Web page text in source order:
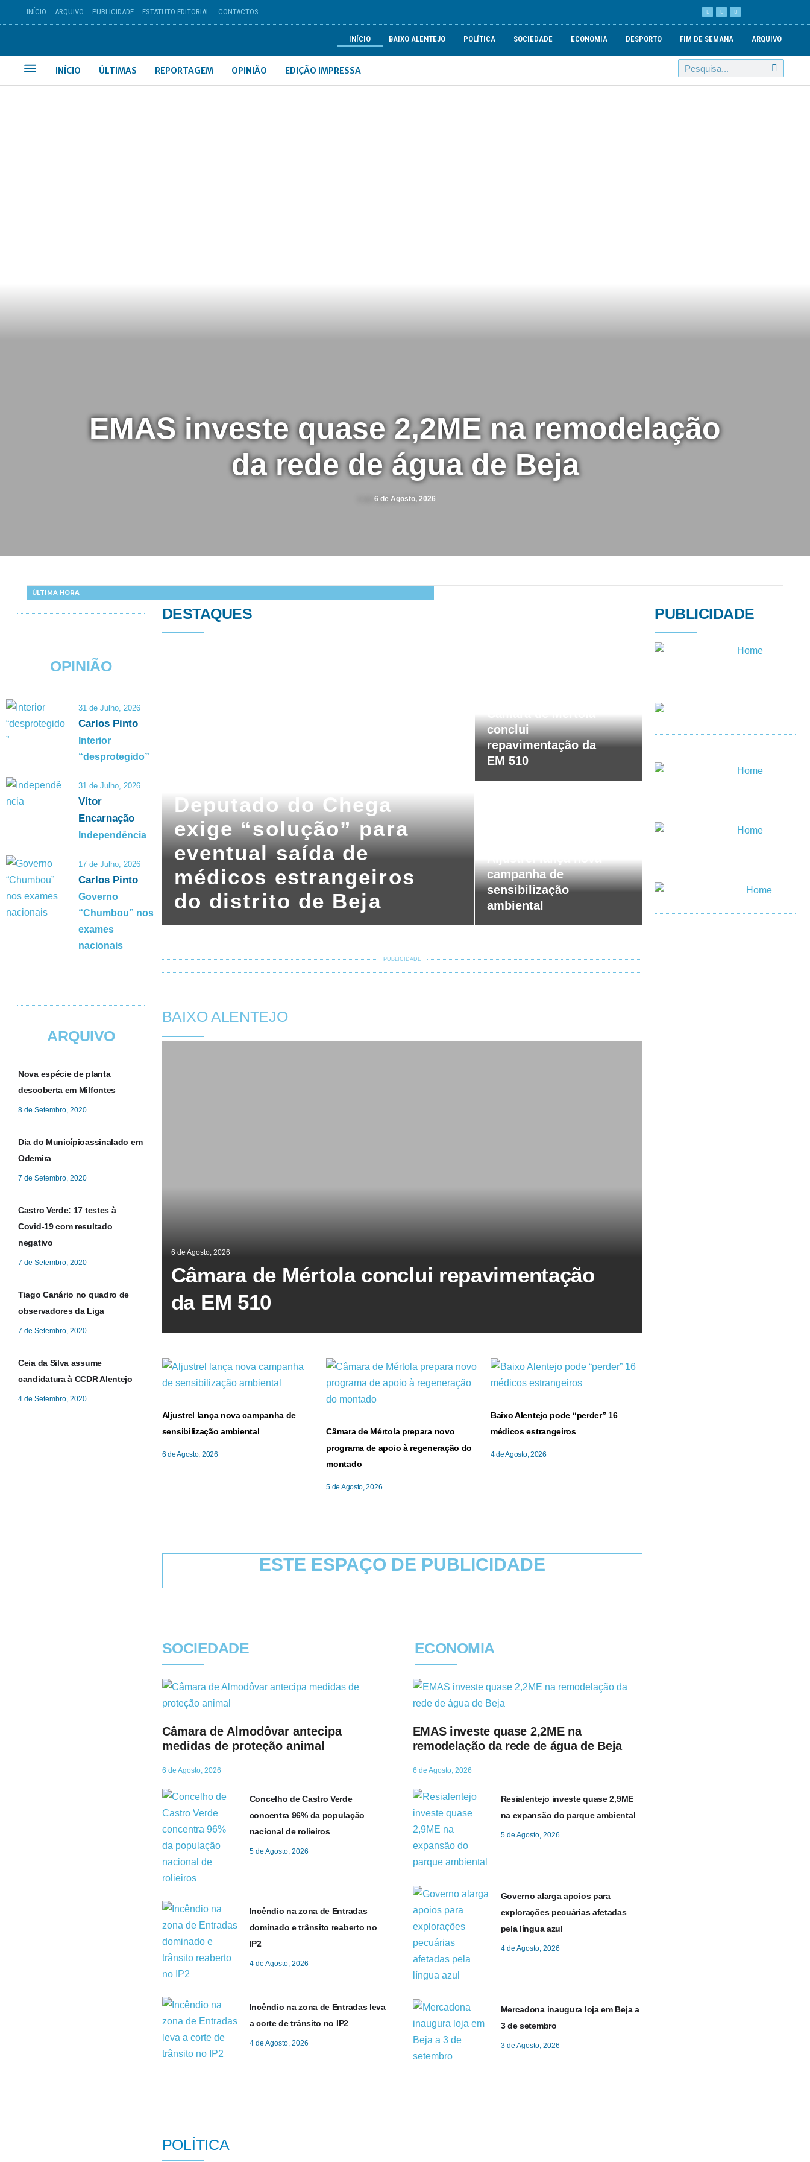
INÍCIO ARQUIVO PUBLICIDADE ESTATUTO EDITORIAL CONTACTOS
INÍCIO BAIXO ALENTEJO POLÍTICA SOCIEDADE ECONOMIA DESPORTO FIM DE SEMANA ARQUIVO
INÍCIO ÚLTIMAS REPORTAGEM OPINIÃO EDIÇÃO IMPRESSA
EMAS investe quase 2,2ME na remodelação
da rede de água de Beja
6 de Agosto, 2026
ÚLTIMA HORA
OPINIÃO
31 de Julho, 2026
Carlos Pinto
Interior
“desprotegido”
31 de Julho, 2026
Vítor
Encarnação
Independência
17 de Julho, 2026
Carlos Pinto
Governo
“Chumbou” nos
exames
nacionais
ARQUIVO
Nova espécie de planta
descoberta em Milfontes
8 de Setembro, 2020
Dia do Municípioassinalado em
Odemira
7 de Setembro, 2020
Castro Verde: 17 testes à
Covid-19 com resultado
negativo
7 de Setembro, 2020
Tiago Canário no quadro de
observadores da Liga
7 de Setembro, 2020
Ceia da Silva assume
candidatura à CCDR Alentejo
4 de Setembro, 2020
DESTAQUES
Deputado do Chega
exige “solução” para
eventual saída de
médicos estrangeiros
do distrito de Beja
conclui
repavimentação da
EM 510
campanha de
sensibilização
ambiental
PUBLICIDADE
BAIXO ALENTEJO
6 de Agosto, 2026
Câmara de Mértola conclui repavimentação
da EM 510
Aljustrel lança nova campanha de
sensibilização ambiental
6 de Agosto, 2026
Câmara de Mértola prepara novo
programa de apoio à regeneração do
montado
5 de Agosto, 2026
Baixo Alentejo pode “perder” 16
médicos estrangeiros
4 de Agosto, 2026
ESTE ESPAÇO DE PUBLICIDADE
SOCIEDADE
Câmara de Almodôvar antecipa
medidas de proteção animal
6 de Agosto, 2026
Concelho de Castro Verde
concentra 96% da população
nacional de rolieiros
5 de Agosto, 2026
Incêndio na zona de Entradas
dominado e trânsito reaberto no
IP2
4 de Agosto, 2026
Incêndio na zona de Entradas leva
a corte de trânsito no IP2
4 de Agosto, 2026
ECONOMIA
EMAS investe quase 2,2ME na
remodelação da rede de água de Beja
6 de Agosto, 2026
Resialentejo investe quase 2,9ME
na expansão do parque ambiental
5 de Agosto, 2026
Governo alarga apoios para
explorações pecuárias afetadas
pela língua azul
4 de Agosto, 2026
Mercadona inaugura loja em Beja a
3 de setembro
3 de Agosto, 2026
POLÍTICA
PUBLICIDADE